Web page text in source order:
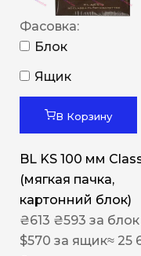
Фасовка:
Блок
Ящик
В Корзину
BL KS 100 мм
(мягкая пачка,
картонний блок)
₴613 ₴593 за блок
$570 за ящик≈ 25